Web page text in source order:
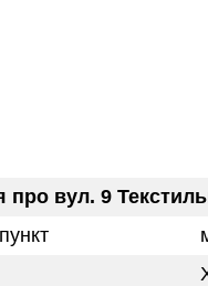
про вул. 9